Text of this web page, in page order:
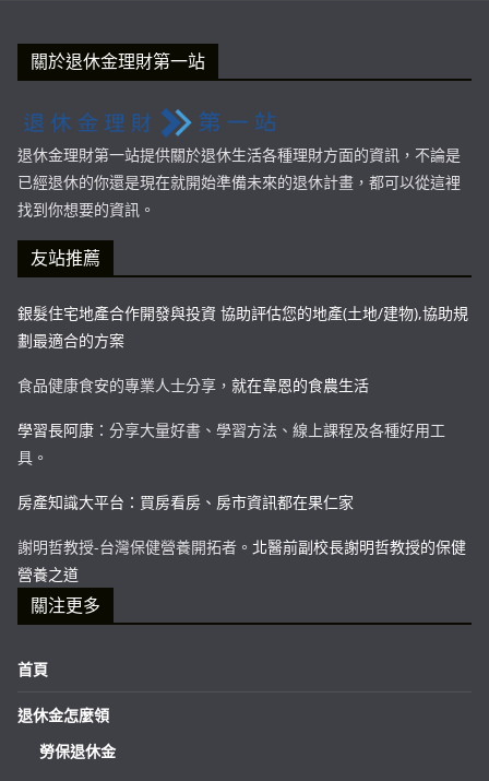
關於退休金理財第一站
退休金理財第一站提供關於退休生活各種理財方面的資訊，不論是
已經退休的你還是現在就開始準備未來的退休計畫，都可以從這裡
找到你想要的資訊。
友站推薦
銀髮住宅地產合作開發與投資 協助評估您的地產(土地/建物),協助規
劃最適合的方案
食品健康食安的專業人士分享， 就在韋恩的食農生活
學習長阿康 ：分享大量好書、學習方法、線上課程及各種好用工
具。
房產知識大平台：買房看房、房市資訊都在果仁家
謝明哲教授-台灣保健營養開拓者。 北醫前副校長謝明哲教授的保健
營養之道
關注更多
首頁
退休金怎麼領
勞保退休金